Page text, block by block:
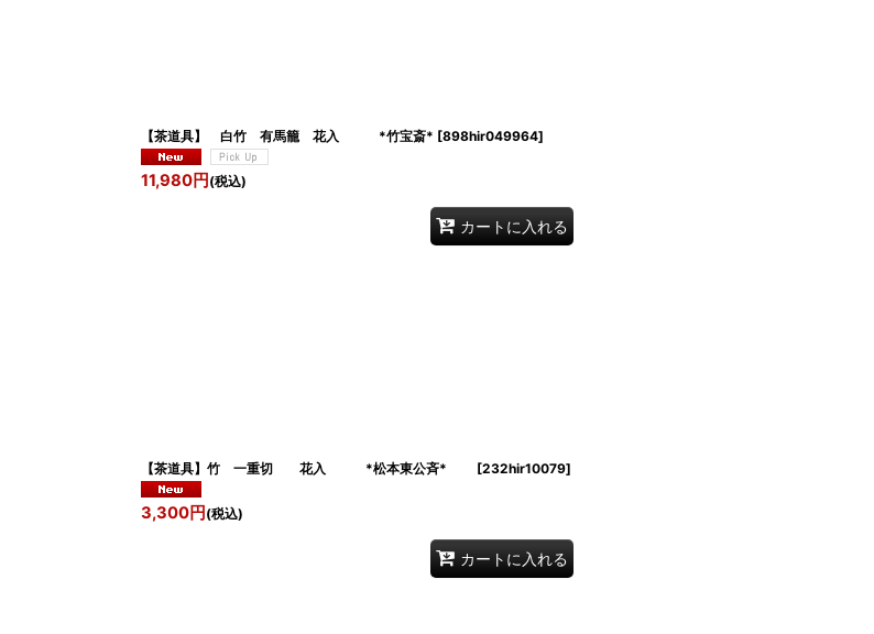
【茶道具】 白竹 有馬籠 花入 *竹宝斎* [898hir049964]
11,980円 (税込)
カートに入れる
【茶道具】竹 一重切 花入 *松本東公斉* [232hir10079]
3,300円 (税込)
カートに入れる